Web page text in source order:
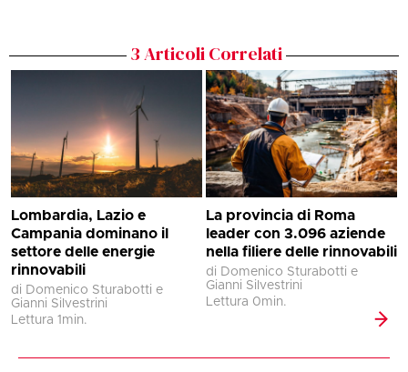
3Articoli Correlati
Lombardia, Lazio e
Campania dominano il
settore delle energie
rinnovabili
di Domenico Sturabotti e
Gianni Silvestrini
Lettura 1 min.
La provincia di Roma
leader con 3.096 aziende
nella filiere delle rinnovabili
di Domenico Sturabotti e
Gianni Silvestrini
Lettura 0min.